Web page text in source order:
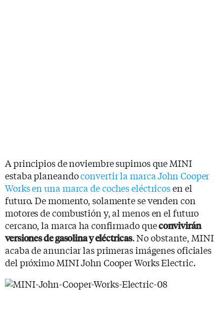
A principios de noviembre supimos que MINI
estaba planeandoconvertir la marca John Cooper
Works en una marca de coches eléctricosen el
futuro. De momento, solamente se venden con
motores de combustión y, al menos en el futuro
cercano, la marca ha confirmado queconvivirán
versiones de gasolina y eléctricas. No obstante, MINI
acaba de anunciar las primeras imágenes oficiales
del próximo MINI John Cooper Works Electric.